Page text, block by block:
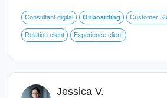
Consultant digital Onboarding Customer
Relation client Expérience client
Jessica V.